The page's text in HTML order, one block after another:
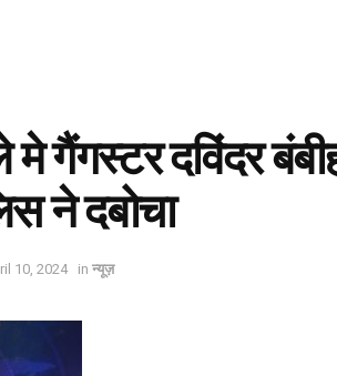
गैंगस्टर दविंदर
ने दबोचा
10, 2024 in न्यूज़